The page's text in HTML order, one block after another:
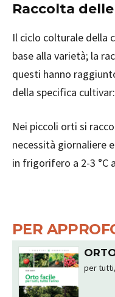
Raccolta
Il ciclo colturale della
base alla varietà; la
questi hanno
della specifica
Nei piccoli orti si
necessità giornaliere
in frigorifero a 2-3 °C
PER
per